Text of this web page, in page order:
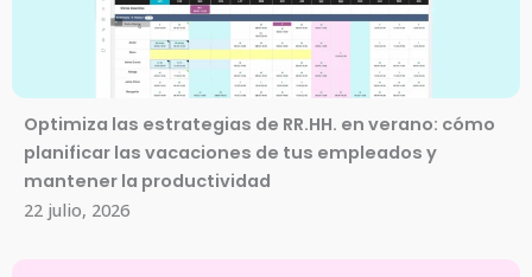
Optimiza las estrategias de RR.HH. en verano: cómo
planificar las vacaciones de tus empleados y
mantener la productividad
22 julio, 2026